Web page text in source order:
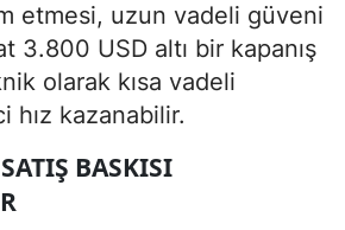
etmesi, uzun vadeli güveni
3.800 USD altı bir kapanış
olarak kısa vadeli
hız kazanabilir.
BASKISI